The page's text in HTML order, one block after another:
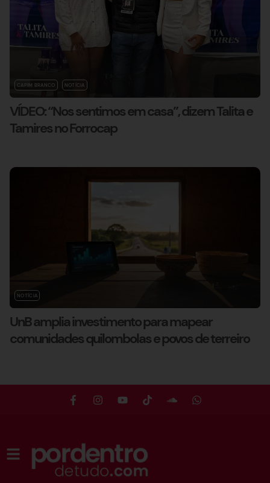
CAPIM BRANCO NOTÍCIA
VÍDEO: “Nos sentimos em casa”, dizem Talita e
Tamires no Forrocap
NOTÍCIA
UnB amplia investimento para mapear
comunidades quilombolas e povos de terreiro